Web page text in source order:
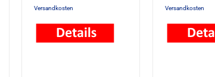
Versandkosten
Versandkosten